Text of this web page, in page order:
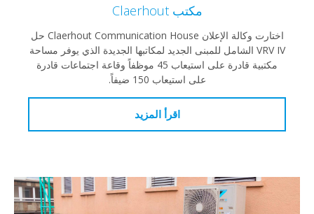
مكتب Claerhout
اختارت وكالة الإعلان Claerhout Communication House حل
VRV IV الشامل للمبنى الجديد لمكاتبها الجديدة الذي يوفر مساحة
مكتبية قادرة على استيعاب 45 موظفاً وقاعة اجتماعات قادرة
على استيعاب 150 ضيفاً.
اقرأ المزيد